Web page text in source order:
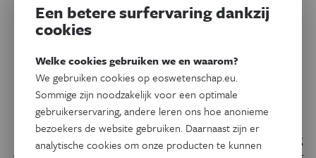
Natuurwetenschappen
Waarom bevroor Antarctica?
De enorme Oost-Antarctische ijskap is de grootste en
oudste ijsmassa op aarde. Al decennialang geldt een daling
Een betere surfervaring dankzij
cookies
Welke cookies gebruiken we en waarom?
We gebruiken cookies op eoswetenschap.eu.
Sommige zijn noodzakelijk voor een optimale
gebruikerservaring, andere leren ons hoe anonieme
bezoekers de website gebruiken. Daarnaast zijn er
analytische cookies om onze producten te kunnen